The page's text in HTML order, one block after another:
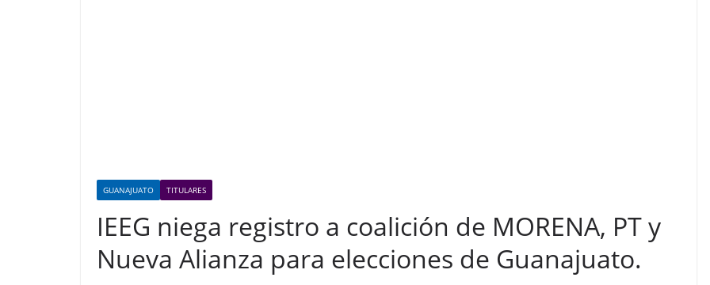
GUANAJUATO TITULARES
IEEG niega registro a coalición de MORENA, PT y
Nueva Alianza para elecciones de Guanajuato.